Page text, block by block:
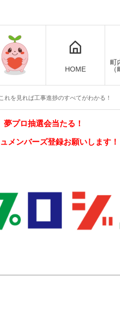
HOME
町
を見れば工事進捗のすべてがわかる！
夢プロ抽選会当たる！
メンバーズ登録お願いします！